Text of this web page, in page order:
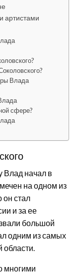
артистами
Влада
сфере?
Влад начал в
на одном из
он стал
и за ее
большой
одним из самых
области.
многими